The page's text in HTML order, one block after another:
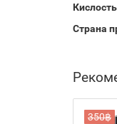
Кислость
Страна
350฿